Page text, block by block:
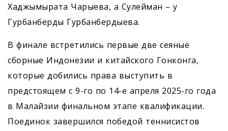
Хаджымырата Чарыева, а Сулейман – у
Гурбанберды Гурбанбердыева.
В финале встретились первые две сеяные
сборные Индонезии и китайского Гонконга,
которые добились права выступить в
предстоящем с 9-го по 14-е апреля 2025-го года
в Малайзии финальном этапе квалификации.
Поединок завершился победой теннисистов